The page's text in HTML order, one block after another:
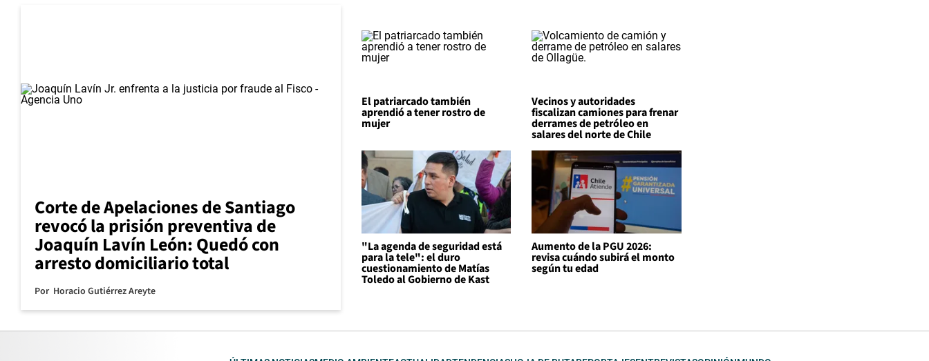
Corte de Apelaciones de Santiago
revocó la prisión preventiva de
Joaquín Lavín León: Quedó con
arresto domiciliario total
Por Horacio Gutiérrez Areyte
El patriarcado también
aprendió a tener rostro de
mujer
Vecinos y autoridades
fiscalizan camiones para frenar
derrames de petróleo en
salares del norte de Chile
"La agenda de seguridad está
para la tele": el duro
cuestionamiento de Matías
Toledo al Gobierno de Kast
Aumento de la PGU 2026:
revisa cuándo subirá el monto
según tu edad